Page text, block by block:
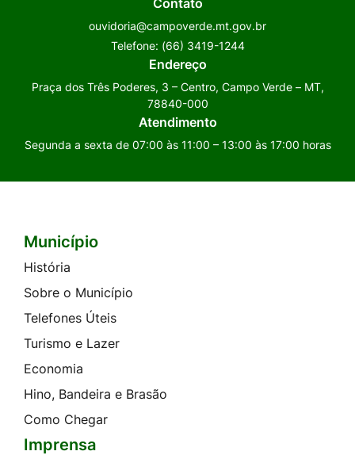
SocialSocial
Whatsapp
Rede
Social
Facebook
Rede
Social
Instagram
ouvidoria@campoverde.mt.gov.br
Telefone: (66) 3419-1244
Endereço
Praça dos Três Poderes, 3 – Centro, Campo Verde – MT,
78840-000
Atendimento
Segunda a sexta de 07:00 às 11:00 – 13:00 às 17:00 horas
Seção do Rodapé e Contato
Município
História
Sobre o Município
Telefones Úteis
Turismo e Lazer
Economia
Hino, Bandeira e Brasão
Como Chegar
Imprensa